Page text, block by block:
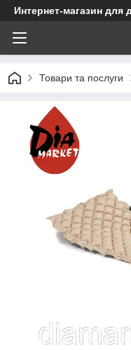
Интернет-магазин
Товари та послуги